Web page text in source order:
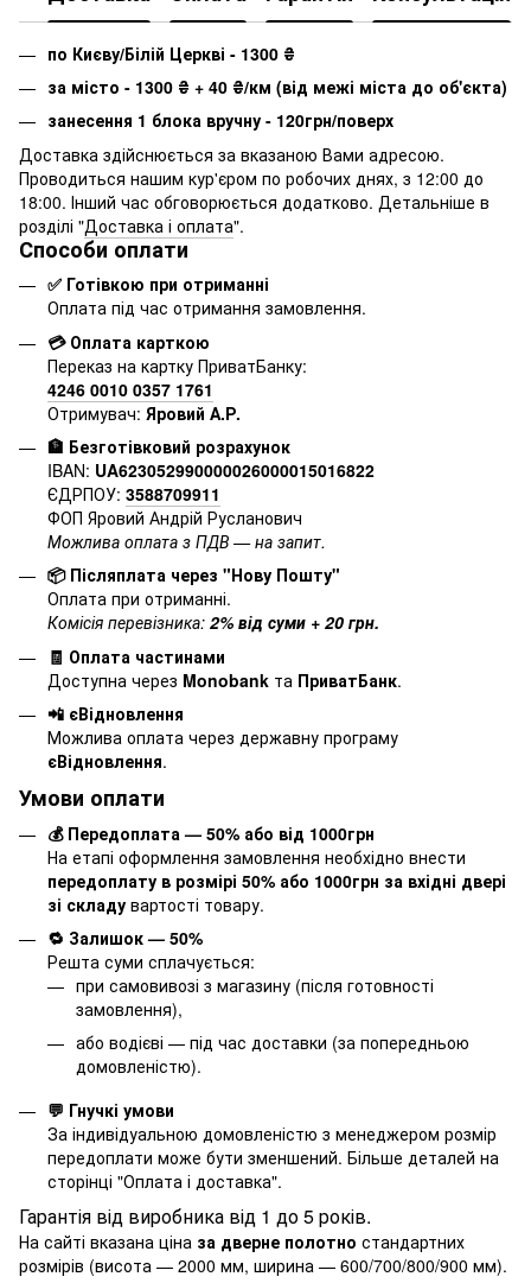
по Києву/Білій Церкві - 1300 ₴
за місто - 1300 ₴ + 40 ₴/км (від межі міста до об'єкта)
занесення 1 блока вручну - 120грн/поверх
Доставка здійснюється за вказаною Вами адресою.
Проводиться нашим кур'єром по робочих днях, з 12:00 до
18:00. Інший час обговорюється додатково. Детальніше в
розділі "Доставка і оплата".
Способи оплати
✅ Готівкою при отриманні
Оплата під час отримання замовлення.
💳 Оплата карткою
Переказ на картку ПриватБанку:
4246 0010 0357 1761
Отримувач: Яровий А.Р.
🏦 Безготівковий розрахунок
IBAN: UA623052990000026000015016822
ЄДРПОУ: 3588709911
ФОП Яровий Андрій Русланович
Можлива оплата з ПДВ — на запит.
📦 Післяплата через "Нову Пошту"
Оплата при отриманні.
Комісія перевізника: 2% від суми + 20 грн.
🧾 Оплата частинами
Доступна через Monobank та ПриватБанк.
📲 єВідновлення
Можлива оплата через державну програму
єВідновлення.
Умови оплати
💰 Передоплата — 50% або від 1000грн
На етапі оформлення замовлення необхідно внести
передоплату в розмірі 50% або 1000грн за вхідні двері
зі складу вартості товару.
🔁 Залишок — 50%
Решта суми сплачується:
при самовивозі з магазину (після готовності
замовлення),
або водієві — під час доставки (за попередньою
домовленістю).
💬 Гнучкі умови
За індивідуальною домовленістю з менеджером розмір
передоплати може бути зменшений. Більше деталей на
сторінці "Оплата і доставка".
Гарантія від виробника від 1 до 5 років.
На сайті вказана ціна за дверне полотно стандартних
розмірів (висота — 2000 мм, ширина — 600/700/800/900 мм).